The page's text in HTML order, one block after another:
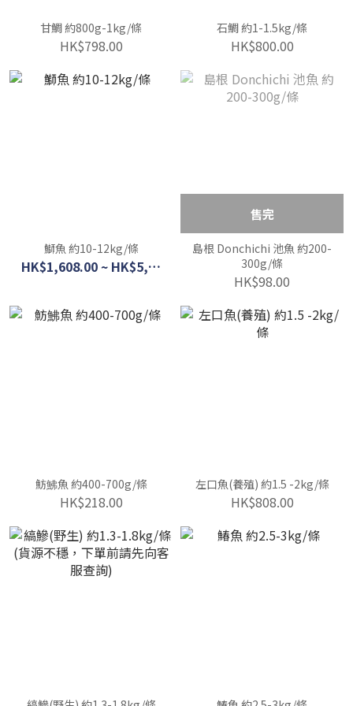
甘鯛 約800g-1kg/條
HK$798.00
石鯛 約1-1.5kg/條
HK$800.00
鰤魚 約10-12kg/條
HK$1,608.00 ~ HK$5,400.00
售完
島根 Donchichi 池魚 約200-
300g/條
HK$98.00
魴鮄魚 約400-700g/條
HK$218.00
左口魚(養殖) 約1.5 -2kg/條
HK$808.00